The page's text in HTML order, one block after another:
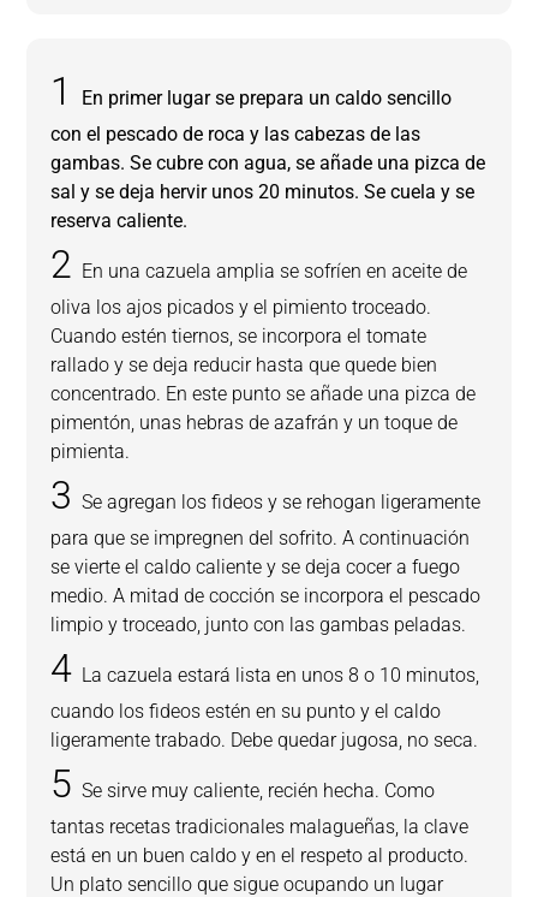
En primer lugar se prepara un caldo sencillo
con el pescado de roca y las cabezas de las
gambas. Se cubre con agua, se añade una pizca de
sal y se deja hervir unos 20 minutos. Se cuela y se
reserva caliente.
En una cazuela amplia se sofríen en aceite de
oliva los ajos picados y el pimiento troceado.
Cuando estén tiernos, se incorpora el tomate
rallado y se deja reducir hasta que quede bien
concentrado. En este punto se añade una pizca de
pimentón, unas hebras de azafrán y un toque de
pimienta.
Se agregan los fideos y se rehogan ligeramente
para que se impregnen del sofrito. A continuación
se vierte el caldo caliente y se deja cocer a fuego
medio. A mitad de cocción se incorpora el pescado
limpio y troceado, junto con las gambas peladas.
La cazuela estará lista en unos 8 o 10 minutos,
cuando los fideos estén en su punto y el caldo
ligeramente trabado. Debe quedar jugosa, no seca.
Se sirve muy caliente, recién hecha. Como
tantas recetas tradicionales malagueñas, la clave
está en un buen caldo y en el respeto al producto.
Un plato sencillo que sigue ocupando un lugar